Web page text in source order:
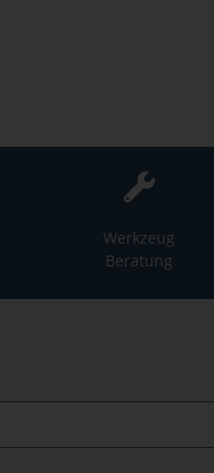
Werkzeug
Beratung